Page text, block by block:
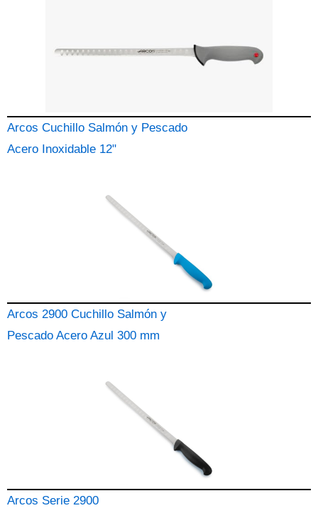
Arcos Cuchillo Salmón y Pescado
Acero Inoxidable 12"
Arcos 2900 Cuchillo Salmón y
Pescado Acero Azul 300 mm
Arcos Serie 2900